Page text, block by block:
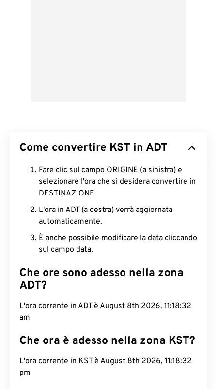
Come convertire KST in ADT
Fare clic sul campo ORIGINE (a sinistra) e
selezionare l'ora che si desidera convertire in
DESTINAZIONE.
L'ora in ADT (a destra) verrà aggiornata
automaticamente.
È anche possibile modificare la data cliccando
sul campo data.
Che ore sono adesso nella zona
ADT?
L'ora corrente in ADT è August 8th 2026, 11:18:33
am
Che ora è adesso nella zona KST?
L'ora corrente in KST è August 8th 2026, 11:18:33
pm